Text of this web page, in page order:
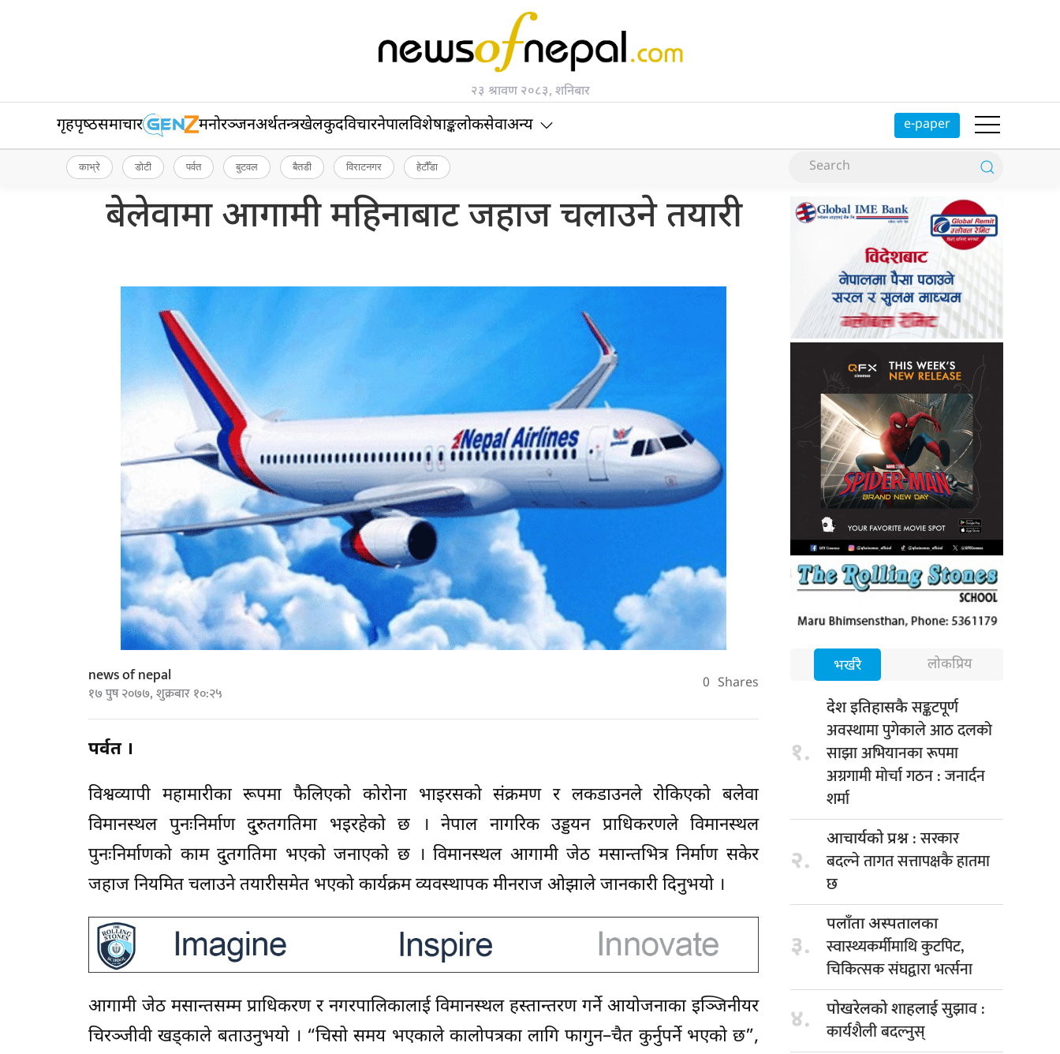
२३ श्रावण २०८३, शनिबार
गृहपृष्‍ठसमाचार मनोरञ्जनअर्थतन्त्रखेलकुदविचारनेपालविशेषाङ्कलोकसेवाअन्य e-paper
काभ्रे डोटी पर्वत बुटवल बैतडी विराटनगर हेटौँडा
बेलेवामा आगामी महिनाबाट जहाज चलाउने तयारी
news of nepal
१७ पुष २०७७, शुक्रबार १०:२५ 0 Shares
पर्वत ।
विश्वव्यापी महामारीका रूपमा फैलिएको कोरोना भाइरसको संक्रमण र लकडाउनले रोकिएको बलेवा
विमानस्थल पुनःनिर्माण दु्रुतगतिमा भइरहेको छ । नेपाल नागरिक उड्डयन प्राधिकरणले विमानस्थल
पुनःनिर्माणको काम दु्तगतिमा भएको जनाएको छ । विमानस्थल आगामी जेठ मसान्तभित्र निर्माण सकेर
जहाज नियमित चलाउने तयारीसमेत भएको कार्यक्रम व्यवस्थापक मीनराज ओझाले जानकारी दिनुभयो ।
आगामी जेठ मसान्तसम्म प्राधिकरण र नगरपालिकालाई विमानस्थल हस्तान्तरण गर्ने आयोजनाका इञ्जिनीयर
चिरञ्जीवी खड्काले बताउनुभयो । “चिसो समय भएकाले कालोपत्रका लागि फागुन–चैत कुर्नुपर्ने भएको छ”,
भर्खरै लोकप्रिय
१.
देश इतिहासकैसङ्कटपूर्ण
अवस्थामा पुगेकाले आठ दलको
साझा अभियानका रूपमा
अग्रगामी मोर्चा गठन : जनार्दन
शर्मा
२.
आचार्यको प्रश्न : सरकार
बदल्ने तागत सत्तापक्षकै हातमा
छ
३.
पलाँता अस्पतालका
स्वास्थ्यकर्मीमाथि कुटपिट,
चिकित्सक संघद्वारा भर्त्सना
४. पोखरेलको शाहलाईसुझाव :
कार्यशैली बदल्नुस्